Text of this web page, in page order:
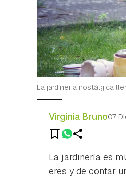
La jardinería nostálgica
Virginia Bruno07
La jardinería es
eres y de contar